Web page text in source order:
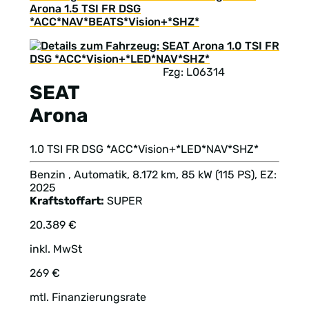
Arona 1.5 TSI FR DSG
*ACC*NAV*BEATS*Vision+*SHZ*
SEAT
Arona
Fzg: L06314
1.0 TSI FR DSG *ACC*Vision+*LED*NAV*SHZ*
Benzin , Automatik, 8.172 km, 85 kW (115 PS), EZ:
2025
Kraftstoffart: SUPER
20.389 €
inkl. MwSt
269 €
mtl. Finanzierungsrate